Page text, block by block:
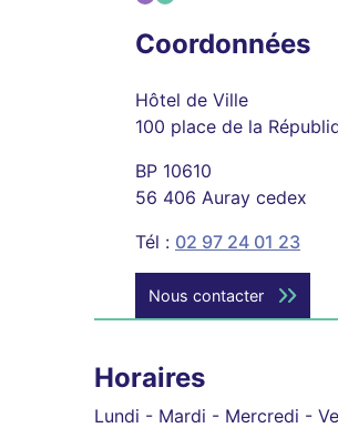
Coordonnées
Hôtel de Ville
100 place de la
BP 10610
56 406 Auray cedex
Tél : 02 97 24 01 23
Nous contacter
Horaires
Lundi - Mardi - Mercredi -